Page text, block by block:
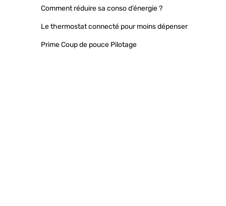
Comment réduire sa conso d’énergie ?
Le thermostat connecté pour moins dépenser
Prime Coup de pouce Pilotage